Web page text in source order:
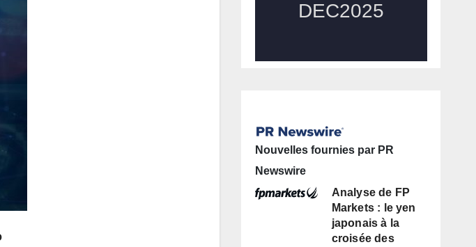
Nouvelles fournies par PR
Newswire
Analyse de FP
Markets : le yen
japonais à la
croisée des